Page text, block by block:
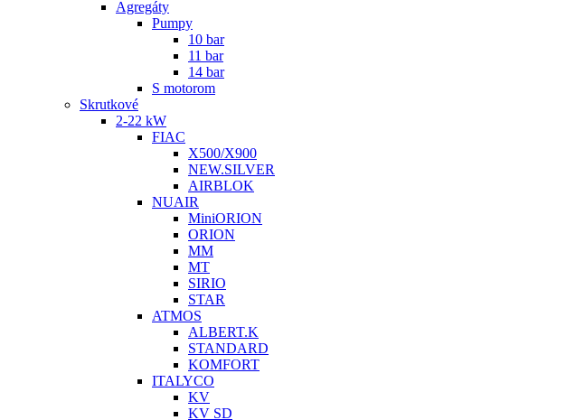
Agregáty
Pumpy
10 bar
11 bar
14 bar
S motorom
Skrutkové
2-22 kW
FIAC
X500/X900
NEW.SILVER
AIRBLOK
NUAIR
MiniORION
ORION
MM
MT
SIRIO
STAR
ATMOS
ALBERT.K
STANDARD
KOMFORT
ITALYCO
KV
KV SD